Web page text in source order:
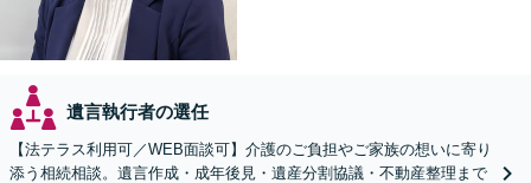
遺言執行者の選任
【法テラス利用可／WEB面談可】介護のご負担やご家族の想いに寄り
添う相続相談。遺言作成・成年後見・遺産分割協議・不動産整理まで